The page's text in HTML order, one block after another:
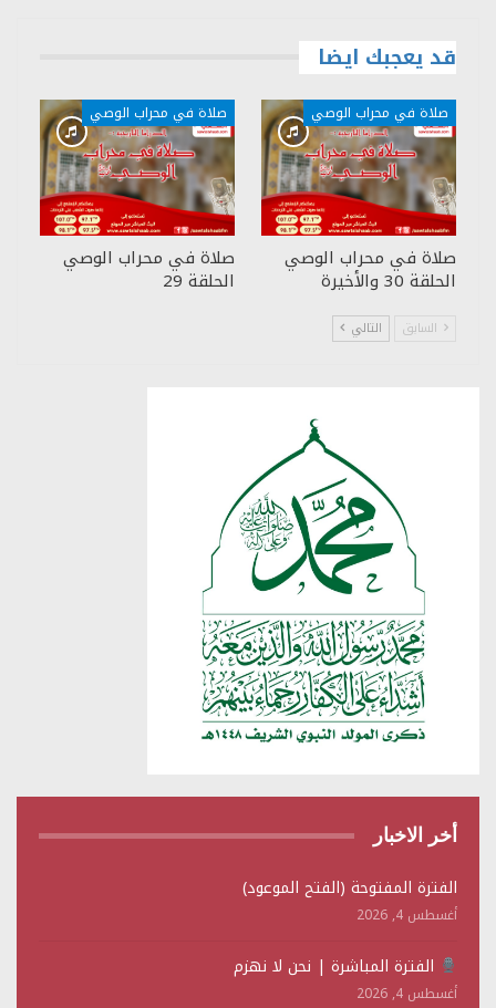
قد يعجبك ايضا
صلاة في محراب الوصي
صلاة في محراب الوصي
الحلقة 30 والأخيرة
صلاة في محراب الوصي
صلاة في محراب الوصي
الحلقة 29
السابق التالي
أخر الاخبار
الفترة المفتوحة (الفتح الموعود)
أغسطس 4, 2026
الفترة المباشرة | نحن لا نهزم
أغسطس 4, 2026